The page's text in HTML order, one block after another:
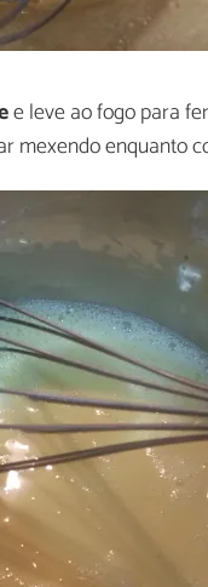
e leve ao fogo para
mexendo enquanto